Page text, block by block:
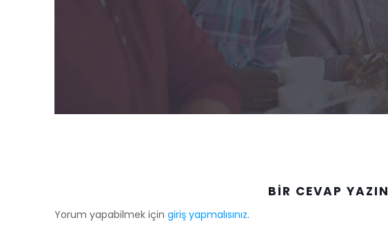
BIR CEVAP YAZIN
Yorum yapabilmek için giriş yapmalısınız.